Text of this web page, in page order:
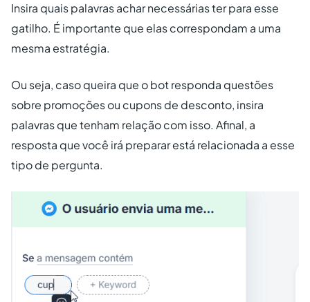
Insira quais palavras achar necessárias ter para esse
gatilho. É importante que elas correspondam a uma
mesma estratégia.
Ou seja, caso queira que o bot responda questões
sobre promoções ou cupons de desconto, insira
palavras que tenham relação com isso. Afinal, a
resposta que você irá preparar está relacionada a esse
tipo de pergunta.